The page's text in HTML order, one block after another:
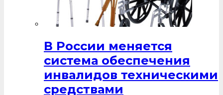
В России меняется
система обеспечения
инвалидов техническими
средствами